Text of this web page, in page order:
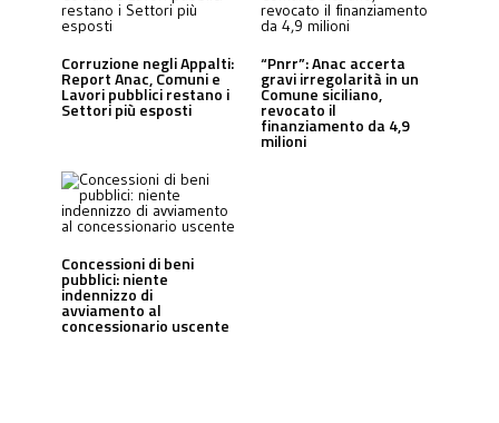
Corruzione negli Appalti:
Report Anac, Comuni e
Lavori pubblici restano i
Settori più esposti
“Pnrr”: Anac accerta
gravi irregolarità in un
Comune siciliano,
revocato il
finanziamento da 4,9
milioni
Concessioni di beni
pubblici: niente
indennizzo di
avviamento al
concessionario uscente